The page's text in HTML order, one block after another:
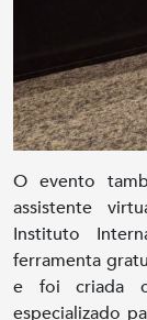
O evento
assistente
Instituto
ferramenta
e foi criada
especializado